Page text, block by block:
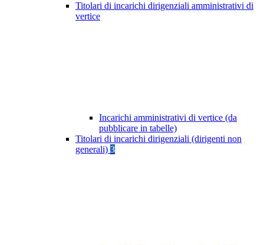
Titolari di incarichi dirigenziali amministrativi di
vertice
Incarichi amministrativi di vertice (da
pubblicare in tabelle)
Titolari di incarichi dirigenziali (dirigenti non
generali) 3